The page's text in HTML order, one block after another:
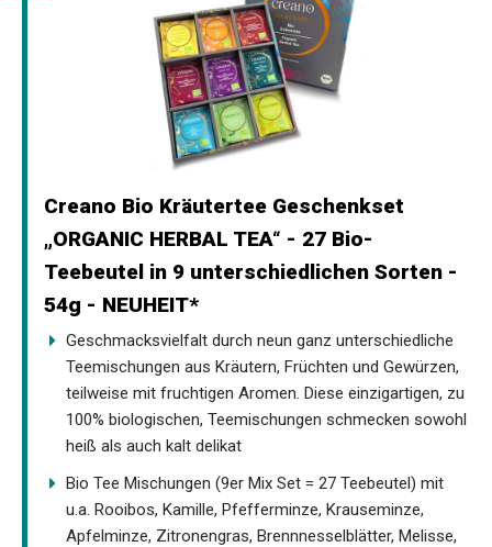
Creano Bio Kräutertee Geschenkset
„ORGANIC HERBAL TEA“ - 27 Bio-
Teebeutel in 9 unterschiedlichen Sorten -
54g - NEUHEIT*
Geschmacksvielfalt durch neun ganz unterschiedliche
Teemischungen aus Kräutern, Früchten und Gewürzen,
teilweise mit fruchtigen Aromen. Diese einzigartigen, zu
100% biologischen, Teemischungen schmecken sowohl
heiß als auch kalt delikat
Bio Tee Mischungen (9er Mix Set = 27 Teebeutel) mit
u.a. Rooibos, Kamille, Pfefferminze, Krauseminze,
Apfelminze, Zitronengras, Brennnesselblätter, Melisse,